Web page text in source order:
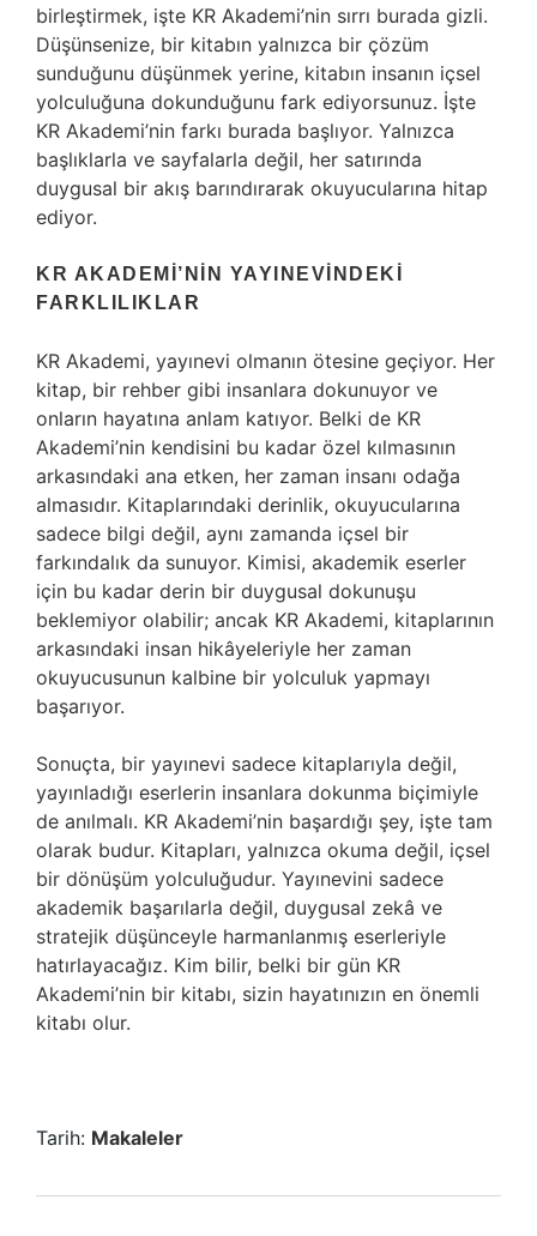
birleştirmek, işte KR Akademi’nin sırrı burada gizli.
Düşünsenize, bir kitabın yalnızca bir çözüm
sunduğunu düşünmek yerine, kitabın insanın içsel
yolculuğuna dokunduğunu fark ediyorsunuz. İşte
KR Akademi’nin farkı burada başlıyor. Yalnızca
başlıklarla ve sayfalarla değil, her satırında
duygusal bir akış barındırarak okuyucularına hitap
ediyor.
KR AKADEMI’NIN YAYINEVINDEKI
FARKLILIKLAR
KR Akademi, yayınevi olmanın ötesine geçiyor. Her
kitap, bir rehber gibi insanlara dokunuyor ve
onların hayatına anlam katıyor. Belki de KR
Akademi’nin kendisini bu kadar özel kılmasının
arkasındaki ana etken, her zaman insanı odağa
almasıdır. Kitaplarındaki derinlik, okuyucularına
sadece bilgi değil, aynı zamanda içsel bir
farkındalık da sunuyor. Kimisi, akademik eserler
için bu kadar derin bir duygusal dokunuşu
beklemiyor olabilir; ancak KR Akademi, kitaplarının
arkasındaki insan hikâyeleriyle her zaman
okuyucusunun kalbine bir yolculuk yapmayı
başarıyor.
Sonuçta, bir yayınevi sadece kitaplarıyla değil,
yayınladığı eserlerin insanlara dokunma biçimiyle
de anılmalı. KR Akademi’nin başardığı şey, işte tam
olarak budur. Kitapları, yalnızca okuma değil, içsel
bir dönüşüm yolculuğudur. Yayınevini sadece
akademik başarılarla değil, duygusal zekâ ve
stratejik düşünceyle harmanlanmış eserleriyle
hatırlayacağız. Kim bilir, belki bir gün KR
Akademi’nin bir kitabı, sizin hayatınızın en önemli
kitabı olur.
Tarih: Makaleler